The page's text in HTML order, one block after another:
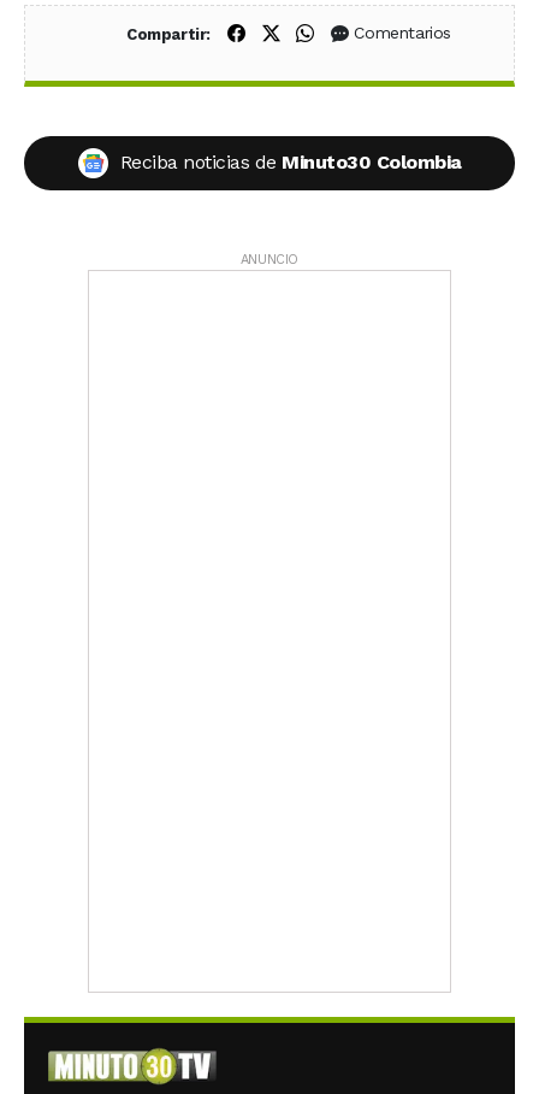
Compartir: Compartir en Facebook
Compartir en X (Twitter)
Compartir en WhatsApp
Comentarios
Reciba noticias de Minuto30 Colombia
ANUNCIO